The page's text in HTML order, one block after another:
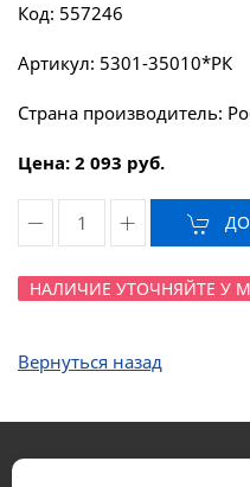
Код: 557246
Артикул: 5301-35010*РК
Страна производитель:
Цена: 2 093 руб.
НАЛИЧИЕ УТОЧНЯЙТЕ У
Вернуться назад